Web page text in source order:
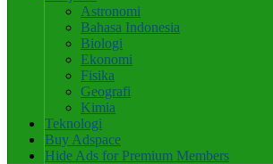
Astronomi
Bahasa Indonesia
Biologi
Ekonomi
Fisika
Geografi
Kimia
Teknologi
Buy Adspace
Hide Ads for Premium Members